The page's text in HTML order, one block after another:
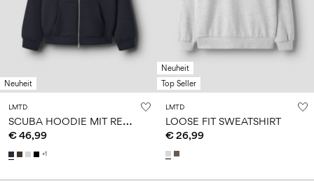
Neuheit
LMTD
S
CUBA HOODIE MIT REISSVERSCHLUSS
€ 46,99
+1
Neuheit
Top Seller
LMTD
LOOSE FIT SWEATSHIRT
€ 26,99